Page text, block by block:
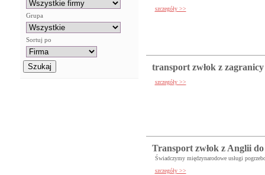
Grupa
Sortuj po
szczegóły >>
transport zwłok z zagranicy
szczegóły >>
Transport zwłok z Anglii
Świadczymy międzynarodowe usługi
szczegóły >>